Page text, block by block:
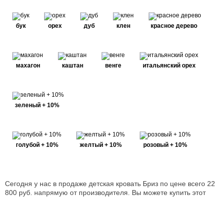
бук орех дуб клен красное дерево
махагон каштан венге итальянский орех
зеленый + 10%
голубой + 10% желтый + 10% розовый + 10%
Сегодня у нас в продаже детская кровать Бриз по цене всего 22
800 руб. напрямую от производителя. Вы можете купить этот